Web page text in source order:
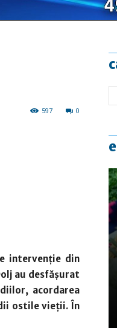
0
597
intervenție din
au desfășurat
acordarea
ostile vieții. În